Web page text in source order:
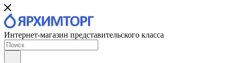
Интернет-магазин представительского класса